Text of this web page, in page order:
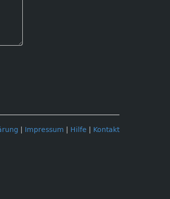
Impressum Hilfe Kontakt